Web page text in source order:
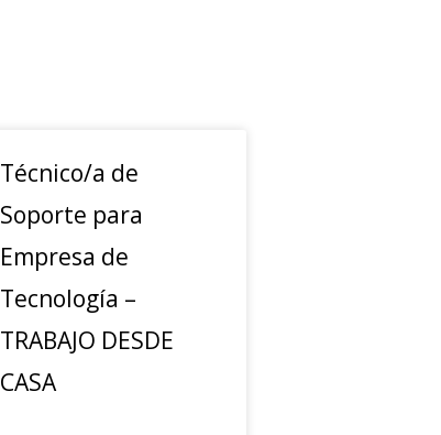
Técnico/a de
Soporte para
Empresa de
Tecnología –
TRABAJO DESDE
CASA